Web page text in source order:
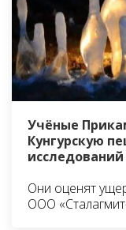
Учёные
Кунгурскую
исследований
Они оценят
ООО